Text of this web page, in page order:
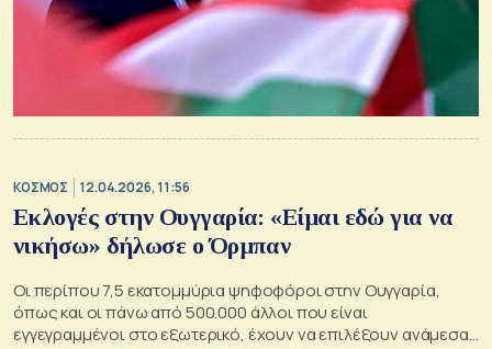
ΚΟΣΜΟΣ 12.04.2026, 11:56
Εκλογές στην Ουγγαρία: «Είμαι εδώ για να
νικήσω» δήλωσε ο Όρμπαν
Οι περίπου 7,5 εκατομμύρια ψηφοφόροι στην Ουγγαρία,
όπως και οι πάνω από 500.000 άλλοι που είναι
εγγεγραμμένοι στο εξωτερικό, έχουν να επιλέξουν ανάμεσα